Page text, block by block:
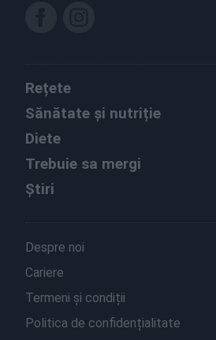
Rețete
Sănătate și nutriție
Diete
Trebuie sa mergi
Știri
Despre noi
Cariere
Termeni și condiții
Politica de confidențialitate